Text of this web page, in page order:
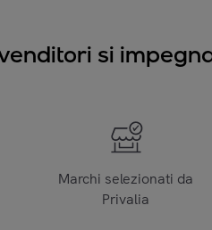
si
Marchi selezionati da
Privalia